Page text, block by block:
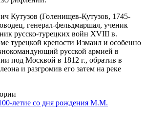
Кутузов (Голенищев-Кутузов, 1745-
генерал-фельдмаршал, ученик
русско-турецких войн XVIII в.
турецкой крепости Измаил и особенно
русской армией в
под Москвой в 1812 г., обратив в
и разгромив его затем на реке
летие со дня рождения М.М.